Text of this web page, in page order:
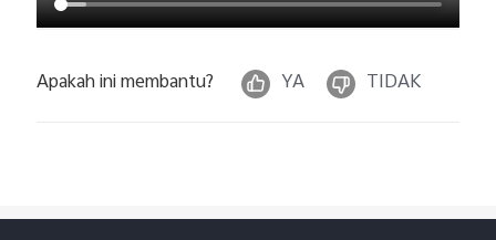
Apakah ini membantu? YA TIDAK